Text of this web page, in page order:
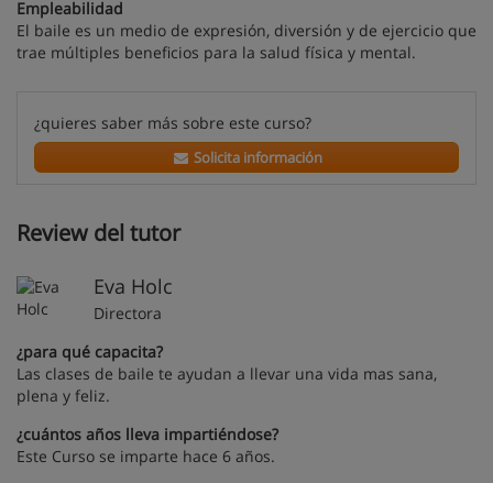
Empleabilidad
El baile es un medio de expresión, diversión y de ejercicio que
trae múltiples beneficios para la salud física y mental.
¿quieres saber más sobre este curso?
Solicita información
Review del tutor
Eva Holc
Directora
¿para qué capacita?
Las clases de baile te ayudan a llevar una vida mas sana,
plena y feliz.
¿cuántos años lleva impartiéndose?
Este Curso se imparte hace 6 años.